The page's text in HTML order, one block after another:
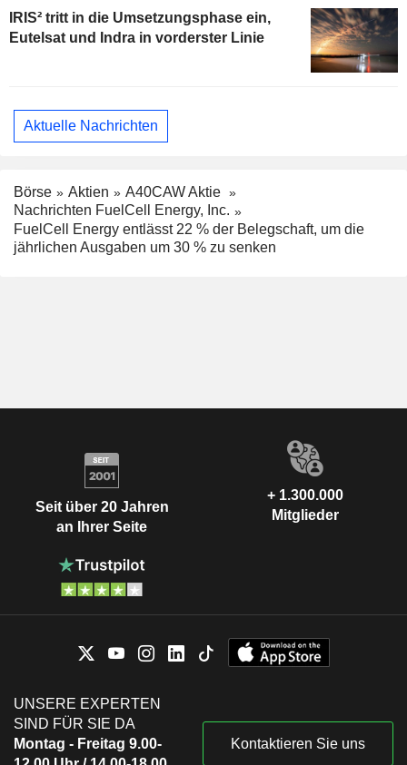
IRIS² tritt in die Umsetzungsphase ein,
Eutelsat und Indra in vorderster Linie
Aktuelle Nachrichten
Börse Aktien
A40CAW Aktie
Nachrichten FuelCell Energy, Inc.
FuelCell Energy entlässt 22 % der Belegschaft, um die
jährlichen Ausgaben um 30 % zu senken
Seit über 20 Jahren
an Ihrer Seite
+ 1.300.000
Mitglieder
UNSERE EXPERTEN
SIND FÜR SIE DA
Montag - Freitag 9.00-
Kontaktieren Sie uns